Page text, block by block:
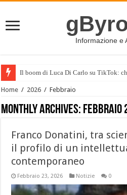
Informazione e
Il boom di Luca Di Carlo su TikTok:
Home / 2026 / Febbraio
Monthly Archives: Febbraio
Franco Donatini, tra
il profilo di un
contemporaneo
Febbraio 23, 2026 Notizie 0